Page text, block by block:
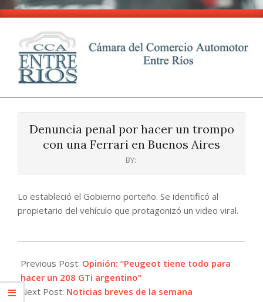
Skip
content
CCA
Entre
Denuncia penal por hacer un trompo
con una Ferrari en Buenos Aires
BY:
Lo estableció el Gobierno porteño. Se identificó al
propietario del vehículo que protagonizó un video viral.
08-
01
Previous Post: Opinión: “Peugeot tiene todo para
hacer un 208 GTi argentino”
Next Post: Noticias breves de la semana